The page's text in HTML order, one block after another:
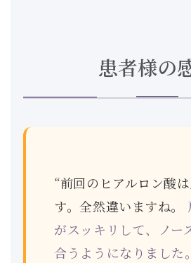
患者様の
“前回のヒアルロン酸
す。全然違いますね。
がスッキリして、ノー
合うようになりました。